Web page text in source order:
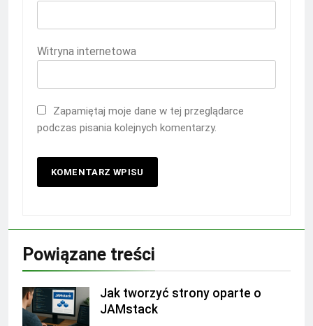
Witryna internetowa
Zapamiętaj moje dane w tej przeglądarce
podczas pisania kolejnych komentarzy.
Powiązane treści
Jak tworzyć strony oparte o
JAMstack